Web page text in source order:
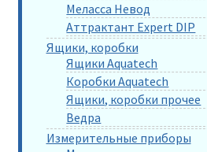
Меласса Невод
Аттрактант Expert DIP
Ящики, коробки
Ящики Aquatech
Коробки Aquatech
Ящики, коробки прочее
Ведра
Измерительные приборы